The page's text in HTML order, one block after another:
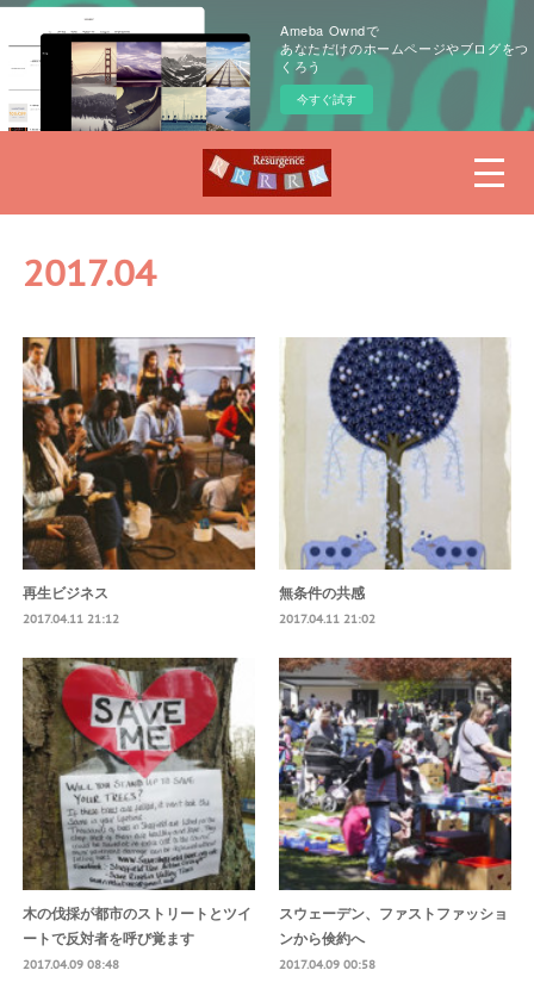
Ameba Owndで
あなただけのホームページやブログをつ
くろう
今すぐ試す
2017.04
再生ビジネス
2017.04.11 21:12
無条件の共感
2017.04.11 21:02
木の伐採が都市のストリートとツイ
ートで反対者を呼び覚ます
2017.04.09 08:48
スウェーデン、ファストファッショ
ンから倹約へ
2017.04.09 00:58